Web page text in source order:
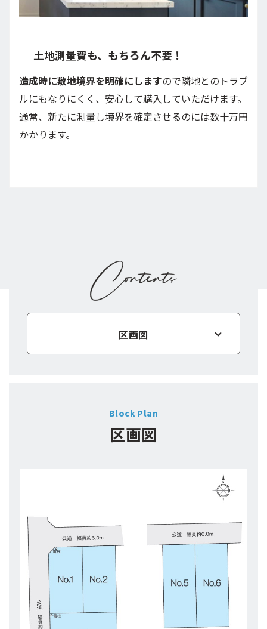
土地測量費も、もちろん不要！
造成時に敷地境界を明確にしますので隣地とのトラブ
ルにもなりにくく、安心して購入していただけます。
通常、新たに測量し境界を確定させるのには数十万円
かかります。
区画図
Block Plan
区画図